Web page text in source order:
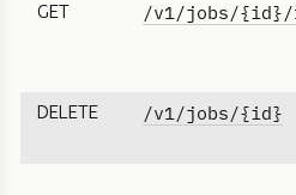
GET /v1/jobs/
DELETE /v1/jobs/{id}